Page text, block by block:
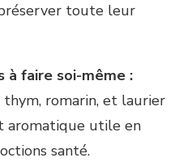
toute leur
à faire soi-même :
thym, romarin, et laurier
aromatique utile en
santé.